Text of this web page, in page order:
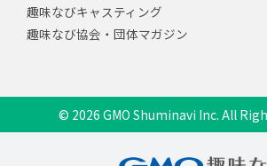
趣味なびキャスティング
趣味なび協会・団体マガジン
© 2026 GMO Shuminavi Inc. All